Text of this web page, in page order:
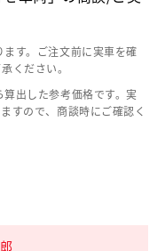
す。ご注文前に実車を確
ください。
算出した参考価格です。実
すので、商談時にご確認く